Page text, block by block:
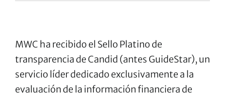
MWC ha recibido el Sello Platino de
transparencia de Candid (antes GuideStar), un
servicio líder dedicado exclusivamente a la
evaluación de la información financiera de